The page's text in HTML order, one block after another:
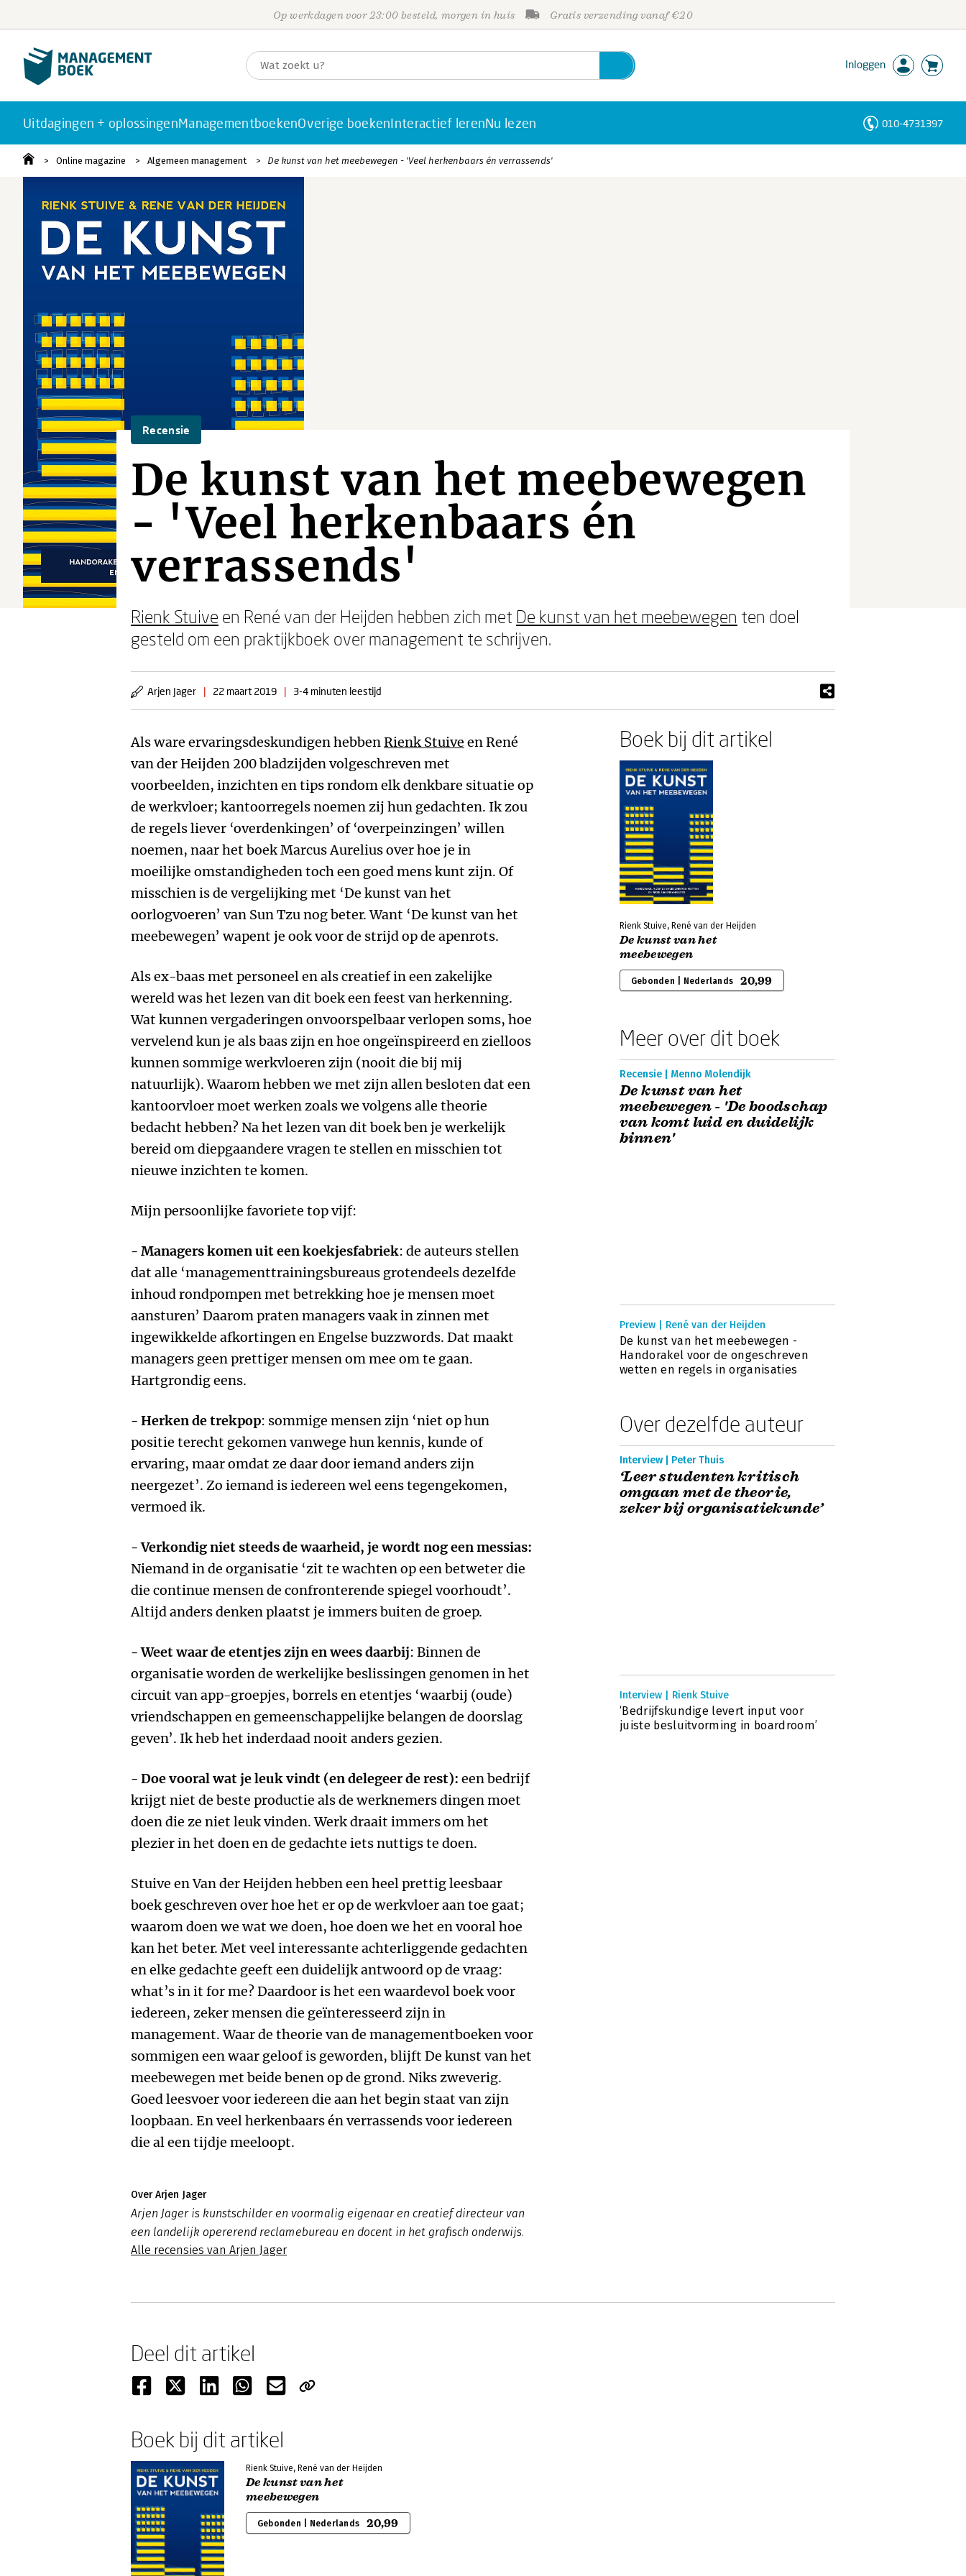
Op werkdagen voor 23:00 besteld, morgen in huis Gratis verzending vanaf €20
Inloggen
Uitdagingen + oplossingenManagementboekenOverige boekenInteractief lerenNu lezen 010-4731397
Online magazine Algemeen management De kunst van het meebewegen - 'Veel herkenbaars én verrassends'
Recensie
De kunst van het meebewegen
- 'Veel herkenbaars én
verrassends'
Rienk Stuive en René van der Heijden hebben zich met De kunst van het meebewegen ten doel
gesteld om een praktijkboek over management te schrijven.
Arjen Jager | 22 maart 2019 | 3-4 minuten leestijd
Als ware ervaringsdeskundigen hebbenRienk Stuive en René
van der Heijden 200 bladzijden volgeschreven met
voorbeelden, inzichten en tips rondom elk denkbare situatie op
de werkvloer; kantoorregels noemen zij hun gedachten. Ik zou
de regels liever ‘overdenkingen’ of ‘overpeinzingen’ willen
noemen, naar het boek Marcus Aurelius over hoe je in
moeilijke omstandigheden toch een goed mens kunt zijn. Of
misschien is de vergelijking met ‘De kunst van het
oorlogvoeren’ van Sun Tzu nog beter. Want ‘De kunst van het
meebewegen’ wapent je ook voor de strijd op de apenrots.
Als ex-baas met personeel en als creatief in een zakelijke
wereld was het lezen van dit boek een feest van herkenning.
Wat kunnen vergaderingen onvoorspelbaar verlopen soms, hoe
vervelend kun je als baas zijn en hoe ongeïnspireerd en zielloos
kunnen sommige werkvloeren zijn (nooit die bij mij
natuurlijk). Waarom hebben we met zijn allen besloten dat een
kantoorvloer moet werken zoals we volgens alle theorie
bedacht hebben? Na het lezen van dit boek ben je werkelijk
bereid om diepgaandere vragen te stellen en misschien tot
nieuwe inzichten te komen.
Mijn persoonlijke favoriete top vijf:
- Managers komen uit een koekjesfabriek: de auteurs stellen
dat alle ‘managementtrainingsbureaus grotendeels dezelfde
inhoud rondpompen met betrekking hoe je mensen moet
aansturen’ Daarom praten managers vaak in zinnen met
ingewikkelde afkortingen en Engelse buzzwords. Dat maakt
managers geen prettiger mensen om mee om te gaan.
Hartgrondig eens.
- Herken de trekpop: sommige mensen zijn ‘niet op hun
positie terecht gekomen vanwege hun kennis, kunde of
ervaring, maar omdat ze daar door iemand anders zijn
neergezet’. Zo iemand is iedereen wel eens tegengekomen,
vermoed ik.
- Verkondig niet steeds de waarheid, je wordt nog een messias:
Niemand in de organisatie ‘zit te wachten op een betweter die
die continue mensen de confronterende spiegel voorhoudt’.
Altijd anders denken plaatst je immers buiten de groep.
- Weet waar de etentjes zijn en wees daarbij: Binnen de
organisatie worden de werkelijke beslissingen genomen in het
circuit van app-groepjes, borrels en etentjes ‘waarbij (oude)
vriendschappen en gemeenschappelijke belangen de doorslag
geven’. Ik heb het inderdaad nooit anders gezien.
- Doe vooral wat je leuk vindt (en delegeer de rest): een bedrijf
krijgt niet de beste productie als de werknemers dingen moet
doen die ze niet leuk vinden. Werk draait immers om het
plezier in het doen en de gedachte iets nuttigs te doen.
Stuive en Van der Heijden hebben een heel prettig leesbaar
boek geschreven over hoe het er op de werkvloer aan toe gaat;
waarom doen we wat we doen, hoe doen we het en vooral hoe
kan het beter. Met veel interessante achterliggende gedachten
en elke gedachte geeft een duidelijk antwoord op de vraag:
what’s in it for me? Daardoor is het een waardevol boek voor
iedereen, zeker mensen die geïnteresseerd zijn in
management. Waar de theorie van de managementboeken voor
sommigen een waar geloof is geworden, blijft De kunst van het
meebewegen met beide benen op de grond. Niks zweverig.
Goed leesvoer voor iedereen die aan het begin staat van zijn
loopbaan. En veel herkenbaars én verrassends voor iedereen
die al een tijdje meeloopt.
Over Arjen Jager
Arjen Jager is kunstschilder en voormalig eigenaar en creatief directeur van
een landelijk opererend reclamebureau en docent in het grafisch onderwijs.
Alle recensies van Arjen Jager
Boek bij dit artikel
Rienk Stuive, René van der Heijden
De kunst van het
meebewegen
Gebonden | Nederlands 20,99
Meer over dit boek
Recensie | Menno Molendijk
De kunst van het
meebewegen - 'De boodschap
van komt luid en duidelijk
binnen'
Preview | René van der Heijden
De kunst van het meebewegen -
Handorakel voor de ongeschreven
wetten en regels in organisaties
Over dezelfde auteur
Interview | Peter Thuis
‘Leer studenten kritisch
omgaan met de theorie,
zeker bij organisatiekunde’
Interview | Rienk Stuive
‘Bedrijfskundige levert input voor
juiste besluitvorming in boardroom’
Deel dit artikel
Boek bij dit artikel
Rienk Stuive, René van der Heijden
De kunst van het
meebewegen
Gebonden | Nederlands 20,99
Personen